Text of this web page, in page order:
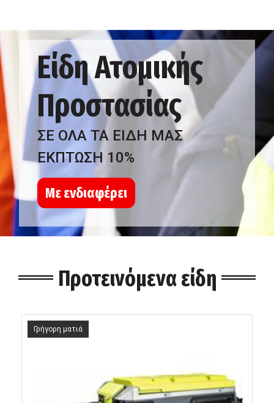
Είδη Ατομικής
Προστασίας
ΣΕ ΟΛΑ ΤΑ ΕΙΔΗ ΜΑΣ
ΕΚΠΤΩΣΗ 10%
Με ενδιαφέρει
Προτεινόμενα είδη
Γρήγορη ματιά